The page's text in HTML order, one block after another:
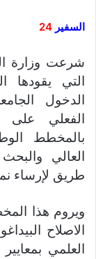
السفير 24
شرعت وزارة
التي يقودها
الفعلي على
بالمخطط
العالي
طريق لإرساء
ويروم هذا
الاصلاح
العلمي